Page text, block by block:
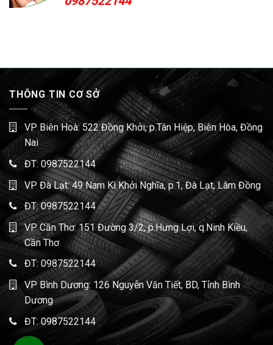
THÔNG TIN CƠ SỞ
VP Biên Hoà: 522 Đồng Khởi, p.Tân Hiệp, Biên Hòa, Đồng
Nai
ĐT: 0987522144
VP Đà Lạt: 49 Nam Kì Khởi Nghĩa, p.1, Đà Lạt, Lâm Đồng
ĐT:0987522144
VP Cần Thơ: 151 Đường 3/2, p.Hưng Lợi, q.Ninh Kiều,
Cần Thơ
ĐT: 0987522144
VP Bình Dương: 126 Nguyễn Văn Tiết, BD, Tỉnh Bình
Dương
ĐT: 0987522144